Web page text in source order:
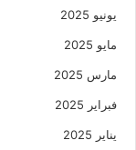
يونيو 2025
مايو 2025
مارس 2025
فبراير 2025
يناير 2025